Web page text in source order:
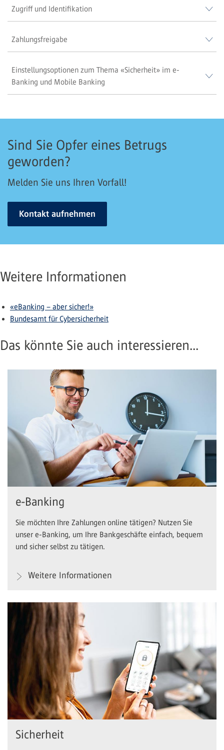
Zugriff und Identifikation
Zahlungsfreigabe
Einstellungsoptionen zum Thema «Sicherheit» im e-
Banking und Mobile Banking
Sind Sie Opfer eines Betrugs
geworden?
Melden Sie uns Ihren Vorfall!
Kontakt aufnehmen
Weitere Informationen
«eBanking – aber sicher!»
Bundesamt für Cybersicherheit
Das könnte Sie auch interessieren...
e-Banking
Sie möchten Ihre Zahlungen online tätigen? Nutzen Sie
unser e-Banking, um Ihre Bankgeschäfte einfach, bequem
und sicher selbst zu tätigen.
Weitere Informationen
Sicherheit